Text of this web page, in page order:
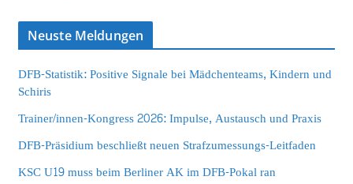
Neuste Meldungen
DFB-Statistik: Positive Signale bei Mädchenteams, Kindern und
Schiris
Trainer/innen-Kongress 2026: Impulse, Austausch und Praxis
DFB-Präsidium beschließt neuen Strafzumessungs-Leitfaden
KSC U19 muss beim Berliner AK im DFB-Pokal ran